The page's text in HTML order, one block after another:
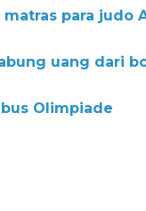
para judo
uang dari
Olimpiade